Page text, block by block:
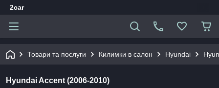
2car
Товари та послуги Килимки в салон Hyundai
Hyundai Accent (2006-2010)